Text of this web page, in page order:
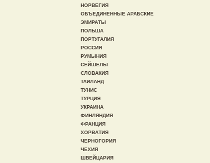
НОРВЕГИЯ
ОБЪЕДИНЕННЫЕ АРАБСКИЕ
ЭМИРАТЫ
ПОЛЬША
ПОРТУГАЛИЯ
РОССИЯ
РУМЫНИЯ
СЕЙШЕЛЫ
СЛОВАКИЯ
ТАИЛАНД
ТУНИС
ТУРЦИЯ
УКРАИНА
ФИНЛЯНДИЯ
ФРАНЦИЯ
ХОРВАТИЯ
ЧЕРНОГОРИЯ
ЧЕХИЯ
ШВЕЙЦАРИЯ